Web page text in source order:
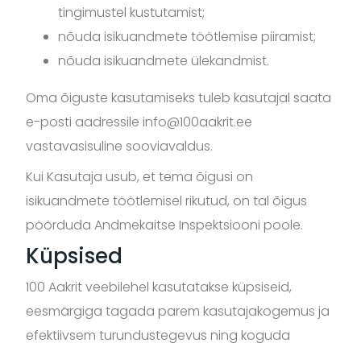
tingimustel kustutamist;
nõuda isikuandmete töötlemise piiramist;
nõuda isikuandmete ülekandmist.
Oma õiguste kasutamiseks tuleb kasutajal saata
e-posti aadressile info@100aakrit.ee
vastavasisuline sooviavaldus.
Kui Kasutaja usub, et tema õigusi on
isikuandmete töötlemisel rikutud, on tal õigus
pöörduda Andmekaitse Inspektsiooni poole.
Küpsised
100 Aakrit veebilehel kasutatakse küpsiseid,
eesmärgiga tagada parem kasutajakogemus ja
efektiivsem turundustegevus ning koguda